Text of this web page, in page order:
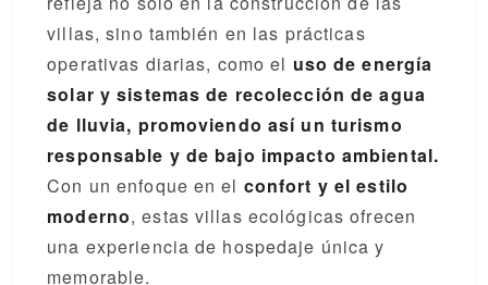
villas, sino también en las prácticas
operativas diarias, como el uso de energía
solar y sistemas de recolección de agua
de lluvia, promoviendo así un turismo
responsable y de bajo impacto ambiental.
Con un enfoque en el confort y el estilo
moderno, estas villas ecológicas ofrecen
una experiencia de hospedaje única y
memorable.